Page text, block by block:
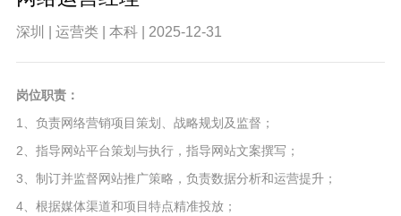
深圳 | 运营类 | 本科 | 2025-12-31
岗位职责：
1、负责网络营销项目策划、战略规划及监督；
2、指导网站平台策划与执行，指导网站文案撰写；
3、制订并监督网站推广策略，负责数据分析和运营提升；
4、根据媒体渠道和项目特点精准投放；